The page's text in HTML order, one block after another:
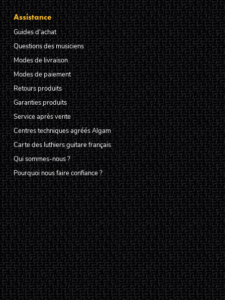
Assistance
Guides d'achat
Questions des musiciens
Modes de livraison
Modes de paiement
Retours produits
Garanties produits
Service après vente
Centres techniques agréés Algam
Carte des luthiers guitare français
Qui sommes-nous ?
Pourquoi nous faire confiance ?